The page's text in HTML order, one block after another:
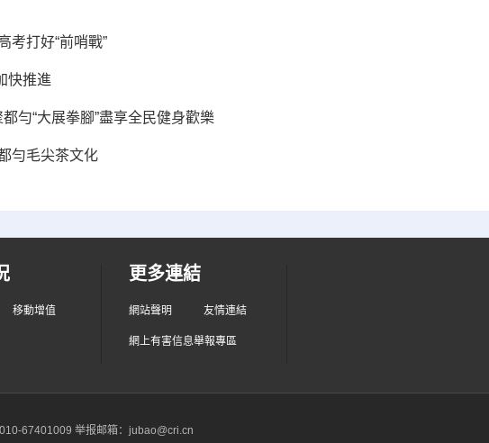
考打好“前哨戰”
快推進
勻“大展拳腳”盡享全民健身歡樂
勻毛尖茶文化
移動增值
更多連結
網站聲明 友情連結
網上有害信息舉報專區
67401009 举报邮箱：jubao@cri.cn